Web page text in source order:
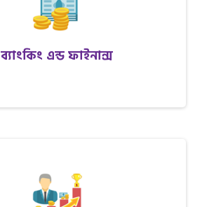
ব্যাংকিং এন্ড ফাইনান্স